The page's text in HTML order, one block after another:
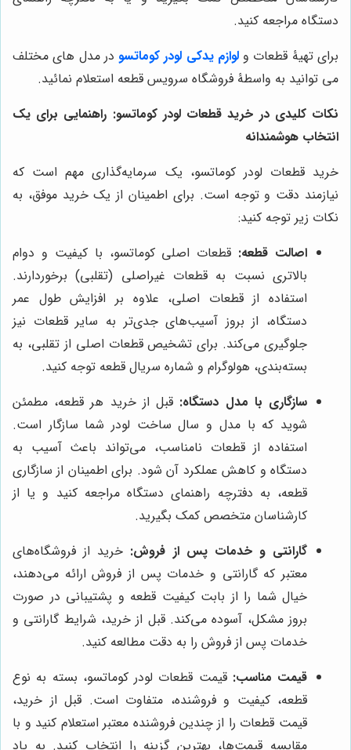
دستگاه مراجعه کنید.
برای تهیۀ قطعات ولوازم یدکی لودر کوماتسودر مدل های مختلف
می توانید به واسطۀ فروشگاه سرویس قطعه استعلام نمائید.
نکات کلیدی در خرید قطعات لودر کوماتسو: راهنمایی برای یک
انتخاب هوشمندانه
خرید قطعات لودر کوماتسو، یک سرمایه‌گذاری مهم است که
نیازمند دقت و توجه است. برای اطمینان از یک خرید موفق، به
نکات زیر توجه کنید:
اصالت قطعه: قطعات اصلی کوماتسو، با کیفیت و دوام
بالاتری نسبت به قطعات غیراصلی (تقلبی) برخوردارند.
استفاده از قطعات اصلی، علاوه بر افزایش طول عمر
دستگاه، از بروز آسیب‌های جدی‌تر به سایر قطعات نیز
جلوگیری می‌کند. برای تشخیص قطعات اصلی از تقلبی، به
بسته‌بندی، هولوگرام و شماره سریال قطعه توجه کنید.
سازگاری با مدل دستگاه: قبل از خرید هر قطعه، مطمئن
شوید که با مدل و سال ساخت لودر شما سازگار است.
استفاده از قطعات نامناسب، می‌تواند باعث آسیب به
دستگاه و کاهش عملکرد آن شود. برای اطمینان از سازگاری
قطعه، به دفترچه راهنمای دستگاه مراجعه کنید و یا از
کارشناسان متخصص کمک بگیرید.
گارانتی و خدمات پس از فروش: خرید از فروشگاه‌های
معتبر که گارانتی و خدمات پس از فروش ارائه می‌دهند،
خیال شما را از بابت کیفیت قطعه و پشتیبانی در صورت
بروز مشکل، آسوده می‌کند. قبل از خرید، شرایط گارانتی و
خدمات پس از فروش را به دقت مطالعه کنید.
قیمت مناسب: قیمت قطعات لودر کوماتسو، بسته به نوع
قطعه، کیفیت و فروشنده، متفاوت است. قبل از خرید،
قیمت قطعات را از چندین فروشنده معتبر استعلام کنید و با
مقایسه قیمت‌ها، بهترین گزینه را انتخاب کنید. به یاد